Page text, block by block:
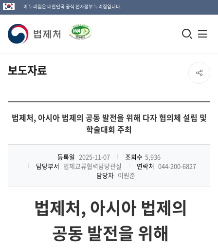
이 누리집은 대한민국 공식 전자정부 누리집입니다.
법
제
처
고
모
기
보도자료 SNS
유
법제처, 아시아 법제의 공동 발전을 위해 다자 협의체 설립 및
학술대회 주최
등록일 2025-11-07 조회수 5,936
담당부서 법제교류협력담당관실 연락처 044-200-6827
담당자 이원준
법제처,아시아 법제의
공동 발전을 위해